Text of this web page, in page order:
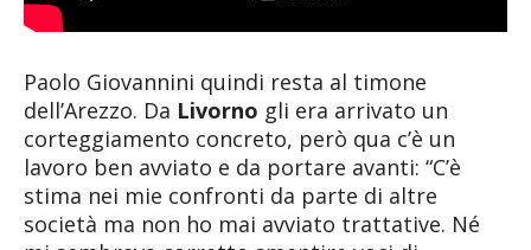
Paolo Giovannini quindi resta al timone
dell’Arezzo. Da Livorno gli era arrivato un
corteggiamento concreto, però qua c’è un
lavoro ben avviato e da portare avanti: “C’è
stima nei mie confronti da parte di altre
società ma non ho mai avviato trattative. Né